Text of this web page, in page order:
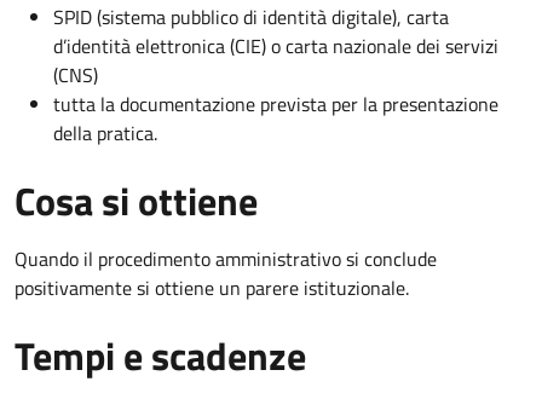
SPID (sistema pubblico di identità digitale), carta
d’identità elettronica (CIE) o carta nazionale dei servizi
(CNS)
tutta la documentazione prevista per la presentazione
della pratica.
Cosa si ottiene
Quando il procedimento amministrativo si conclude
positivamente si ottiene un parere istituzionale.
Tempi e scadenze